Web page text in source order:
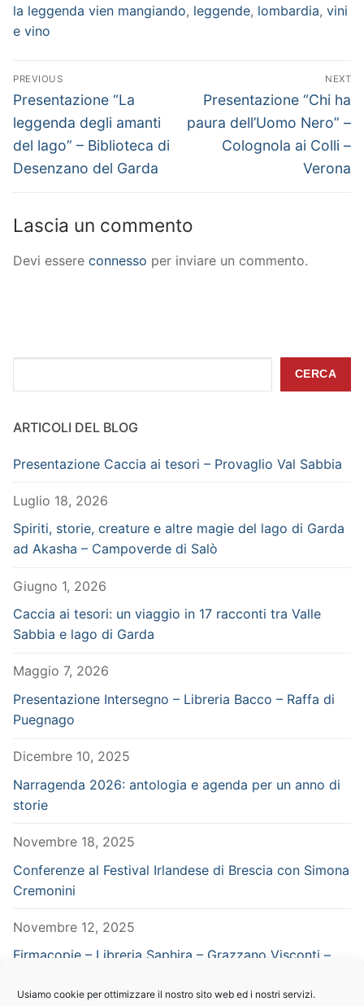
Usiamo cookie per ottimizzare il nostro sito web ed i nostri servizi.
la leggenda vien mangiando, leggende, lombardia, vini
e vino
Navigazione
articoli
PREVIOUS
Previous
post:
Presentazione “La
leggenda degli amanti
del lago” – Biblioteca di
Desenzano del Garda
NEXT
Next
post:
Presentazione “Chi ha
paura dell’Uomo Nero” –
Colognola ai Colli –
Verona
Lascia un commento
Devi essere connesso per inviare un commento.
CERCA
ARTICOLI DEL BLOG
Presentazione Caccia ai tesori – Provaglio Val Sabbia
Luglio 18, 2026
Spiriti, storie, creature e altre magie del lago di Garda
ad Akasha – Campoverde di Salò
Giugno 1, 2026
Caccia ai tesori: un viaggio in 17 racconti tra Valle
Sabbia e lago di Garda
Maggio 7, 2026
Presentazione Intersegno – Libreria Bacco – Raffa di
Puegnago
Dicembre 10, 2025
Narragenda 2026: antologia e agenda per un anno di
storie
Novembre 18, 2025
Conferenze al Festival Irlandese di Brescia con Simona
Cremonini
Novembre 12, 2025
Firmacopie – Libreria Saphira – Grazzano Visconti –